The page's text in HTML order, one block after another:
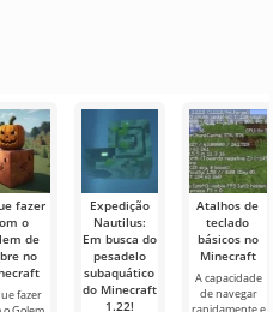
fazer
o
de
no
fazer
Expedição
Nautilus:
Em busca do
pesadelo
subaquático
do Minecraft
1.22!
Atalhos de
teclado
básicos no
Minecraft
A capacidade
de navegar